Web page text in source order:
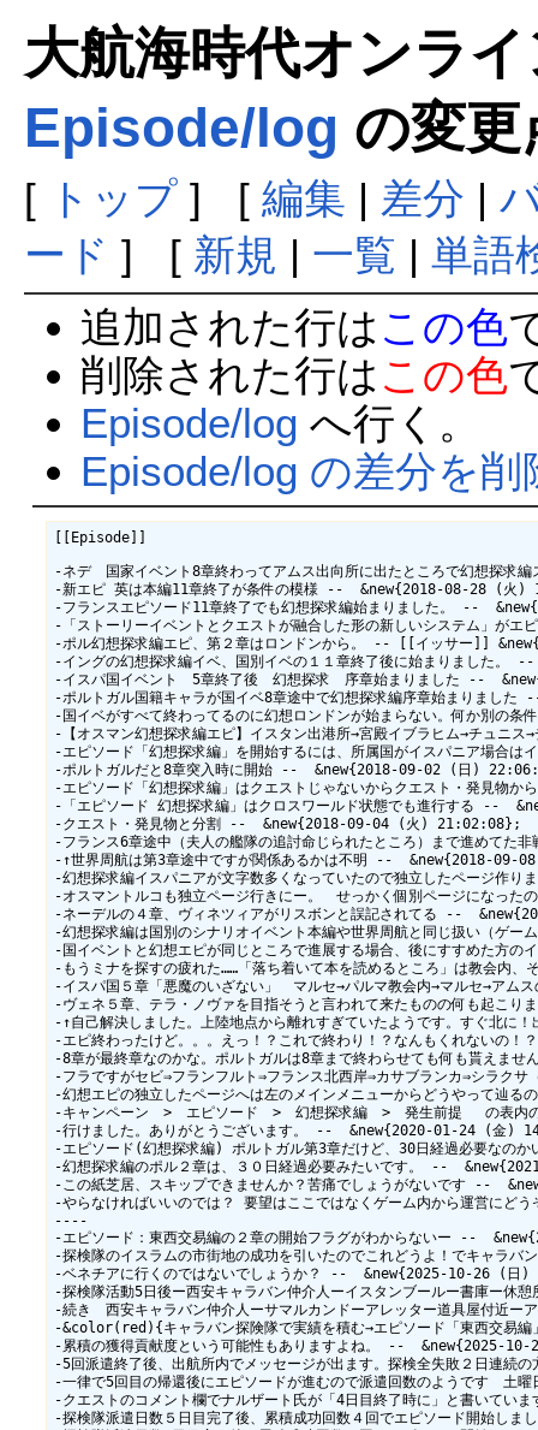
大航海時代オンラ
Episode/log の変更
[ トップ] [ 編集 | 差分 |
ード ] [ 新規 | 一覧 | 単語
追加された行は この色
削除された行は この色
Episode/log へ行く。
Episode/log の差分を削
[[Episode]]
-ネデ　国家イベント8章終わってアムス出向所に出たところで幻
-新エピ 英は本編11章終了が条件の模様 --  &new{2018-08-28 (
-フランスエピソード11章終了でも幻想探求編始まりました。 --
-「ストーリーイベントとクエストが融合した形の新しいシステム」
-ポル幻想探求編エピ、第２章はロンドンから。 -- [[イッサー]]
-イングの幻想探求編イベ、国別イベの１１章終了後に始まりま
-イスパ国イベント　5章終了後　幻想探求　序章始まりました --
-ポルトガル国籍キャラが国イベ8章途中で幻想探求編序章始まり
-国イベがすべて終わってるのに幻想ロンドンが始まらない。何か
-【オスマン幻想探求編エピ】イスタン出港所→宮殿イブラヒム→チュ
-エピソード「幻想探求編」を開始するには、所属国がイスパニア場
-ポルトガルだと8章突入時に開始 --  &new{2018-09-02 (日)
-エピソード「幻想探求編」はクエストじゃないからクエスト・発
-「エピソード 幻想探求編」はクロスワールド状態でも進行する
-クエスト・発見物と分割 --  &new{2018-09-04 (火) 21:02:08};
-フランス6章途中（夫人の艦隊の追討命じられたところ）まで進め
-↑世界周航は第3章途中ですが関係あるかは不明 --  &new{2018-
-幻想探求編イスパニアが文字数多くなっていたので独立したペー
-オスマントルコも独立ページ行きにー。　せっかく個別ページにな
-ネーデルの４章、ヴィネツィアがリスボンと誤記されてる --
-幻想探求編は国別のシナリオイベント本編や世界周航と同じ扱い（
-国イベントと幻想エピが同じところで進展する場合、後にすすめ
-もうミナを探すの疲れた……「落ち着いて本を読めるところ」は教会
-イスパ国５章「悪魔のいざない」　マルセ→パルマ教会内→マルセ→
-ヴェネ５章、テラ・ノヴァを目指そうと言われて来たものの何も
-↑自己解決しました。上陸地点から離れすぎていたようです。すぐ
-エピ終わったけど。。。えっ！？これで終わり！？なんもくれな
-8章が最終章なのかな。ポルトガルは8章まで終わらせても何も貰
-フラですがセビ⇒フランフルト⇒フランス北西岸⇒カサブランカ⇒シラ
-幻想エピの独立したページへは左のメインメニューからどうやっ
-キャンペーン　>　エピソード　>　幻想探求編　>　発生前提 　
-行けました。ありがとうございます。 --  &new{2020-01-24 (金)
-エピソード(幻想探求編) ポルトガル第3章だけど、30日経過必要
-幻想探求編のポル２章は、３０日経過必要みたいです。 --
-この紙芝居、スキップできませんか？苦痛でしょうがないです --
-やらなければいいのでは？ 要望はここではなくゲーム内から運営に
----
-エピソード：東西交易編の２章の開始フラグがわからないー --
-探検隊のイスラムの市街地の成功を引いたのでこれどうよ！でキャ
-ベネチアに行くのではないでしょうか？ --  &new{2025-10-26 (
-探検隊活動5日後ー西安キャラバン仲介人ーイスタンブールー書庫
-続き　西安キャラバン仲介人ーサマルカンドーアレッター道具屋
-&color(red){キャラバン探険隊で実績を積む→エピソード「東西交易
-累積の獲得貢献度という可能性もありますよね。 --  &new{2025-
-5回派遣終了後、出航所内でメッセージが出ます。探検全失敗２日
-一律で5回目の帰還後にエピソードが進むので派遣回数のようです
-クエストのコメント欄でナルザート氏が「4日目終了時に」と書い
-探検隊派遣日数５日目完了後、累積成功回数４回でエピソード開